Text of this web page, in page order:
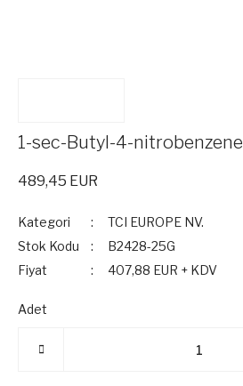
1-sec-Butyl-4-nitrobenzene
489,45 EUR
Kategori
TCI EUROPE NV.
Stok Kodu
B2428-25G
Fiyat
407,88 EUR + KDV
Adet